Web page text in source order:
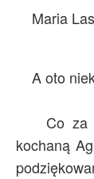
Maria
A oto
Co za
kochaną